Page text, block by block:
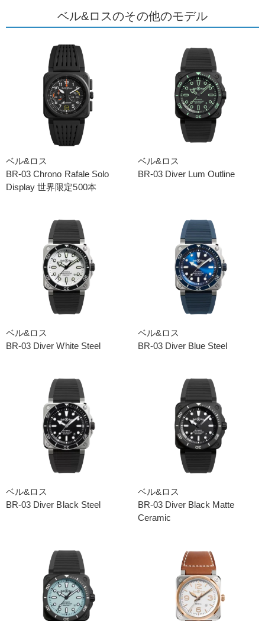
ベル&ロスのその他のモデル
ベル&ロス
BR-03 Chrono Rafale Solo
Display 世界限定500本
ベル&ロス
BR-03 Diver Lum Outline
ベル&ロス
BR-03 Diver White Steel
ベル&ロス
BR-03 Diver Blue Steel
ベル&ロス
BR-03 Diver Black Steel
ベル&ロス
BR-03 Diver Black Matte
Ceramic